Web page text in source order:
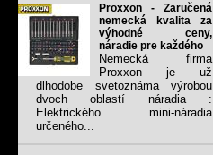
Proxxon - Zaručená
nemecká kvalita za
výhodné ceny,
náradie pre každého
Nemecká firma
Proxxon je už
dlhodobe svetoznáma výrobou
dvoch oblastí náradia :
Elektrického mini-náradia
určeného...